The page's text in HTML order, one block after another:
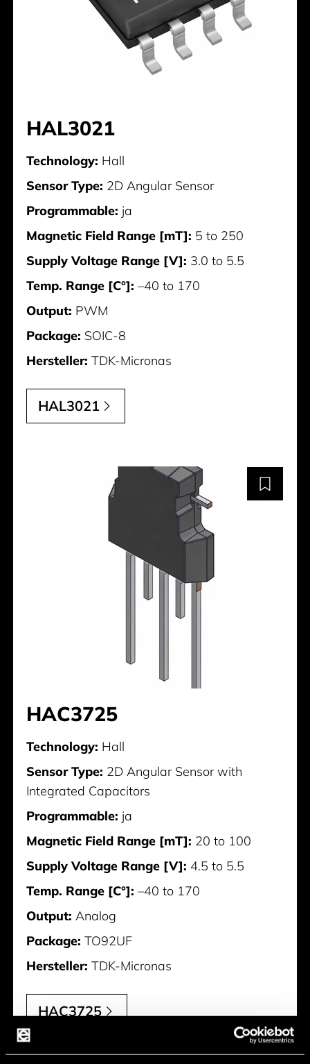
HAL3021
Technology: Hall
Sensor Type: 2D Angular Sensor
Programmable: ja
Magnetic Field Range [mT]: 5 to 250
Supply Voltage Range [V]: 3.0 to 5.5
Temp. Range [C°]: –40 to 170
Output: PWM
Package: SOIC-8
Hersteller: TDK-Micronas
HAL3021
HAC3725
Technology: Hall
Sensor Type: 2D Angular Sensor with
Integrated Capacitors
Programmable: ja
Magnetic Field Range [mT]: 20 to 100
Supply Voltage Range [V]: 4.5 to 5.5
Temp. Range [C°]: –40 to 170
Output: Analog
Package: TO92UF
Hersteller: TDK-Micronas
HAC3725